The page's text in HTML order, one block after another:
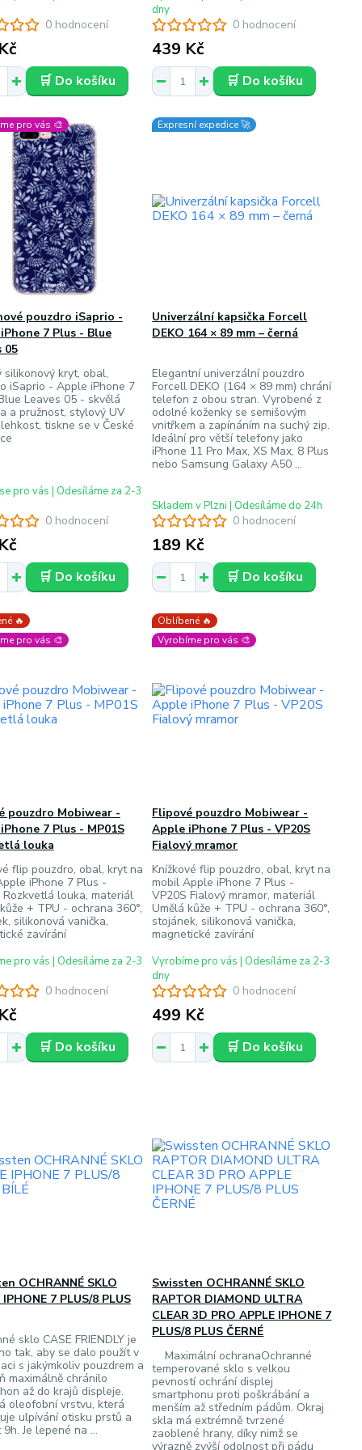
0 hodnocení
🛒 Do košíku
0 hodnocení
439 Kč
dny
🛒 Do košíku
pro vás 🎨
0 hodnocení
pouzdro iSaprio -
7 Plus - Blue
05
silikonový kryt, obal,
iSaprio - Apple iPhone 7
Leaves 05 - skvělá
a pružnost, stylový UV
tiskne se v České
pro vás | Odesíláme za 2-3
🛒 Do košíku
Expresní expedice 🚀
0 hodnocení
Univerzální kapsička Forcell
DEKO 164 × 89 mm – černá
Elegantní univerzální pouzdro
Forcell DEKO (164 × 89 mm) chrání
telefon z obou stran. Vyrobené z
odolné koženky se semišovým
vnitřkem a zapínáním na suchý zip.
Ideální pro větší telefony jako
iPhone 11 Pro Max, XS Max, 8 Plus
nebo Samsung Galaxy A50 ...
189 Kč
Skladem v Plzni | Odesíláme do 24h
🛒 Do košíku
🔥
pro vás 🎨
0 hodnocení
pouzdro Mobiwear -
7 Plus - MP01S
louka
flip pouzdro, obal, kryt na
iPhone 7 Plus -
Rozkvetlá louka, materiál
+ TPU - ochrana 360°,
silikonová vanička,
zavírání
pro vás | Odesíláme za 2-3
🛒 Do košíku
Oblíbené 🔥
Vyrobíme pro vás 🎨
0 hodnocení
Flipové pouzdro Mobiwear -
Apple iPhone 7 Plus - VP20S
Fialový mramor
Knížkové flip pouzdro, obal, kryt na
mobil Apple iPhone 7 Plus -
VP20S Fialový mramor, materiál
Umělá kůže + TPU - ochrana 360°,
stojánek, silikonová vanička,
magnetické zavírání
499 Kč
Vyrobíme pro vás | Odesíláme za 2-3
dny
🛒 Do košíku
OCHRANNÉ SKLO
IPHONE 7 PLUS/8 PLUS
sklo CASE FRIENDLY je
tak, aby se dalo použít v
s jakýmkoliv pouzdrem a
maximálně chránilo
až do krajů displeje.
oleofobní vrstvu, která
ulpívání otisku prstů a
Je lepené na ...
Swissten OCHRANNÉ SKLO
RAPTOR DIAMOND ULTRA
CLEAR 3D PRO APPLE IPHONE 7
PLUS/8 PLUS ČERNÉ
Maximální ochranaOchranné
temperované sklo s velkou
pevností ochrání displej
smartphonu proti poškrábání a
menším až středním pádům. Okraj
skla má extrémně tvrzené
zaoblené hrany, díky nimž se
výrazně zvýší odolnost při pádu